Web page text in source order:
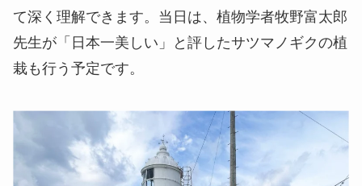
て深く理解できます。当日は、植物学者牧野富太郎
先生が「日本一美しい」と評したサツマノギクの植
栽も行う予定です。